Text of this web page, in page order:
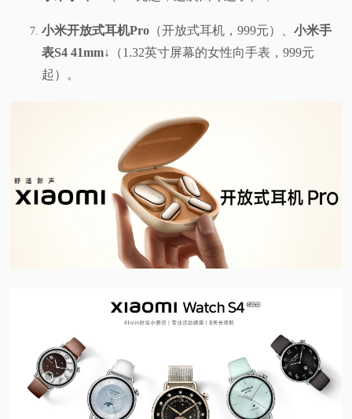
小米开放式耳机Pro （开放式耳机，999元）、小米手
表S4 41mm↓（1.32英寸屏幕的女性向手表，999元
起）。